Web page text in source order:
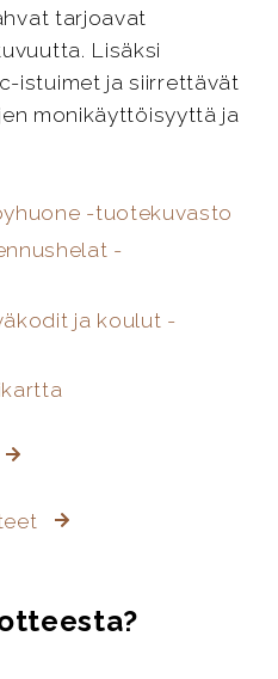
tarjoavat
Lisäksi
istuimet ja siirrettävät
monikäyttöisyyttä ja
-tuotekuvasto
-
ja koulut -